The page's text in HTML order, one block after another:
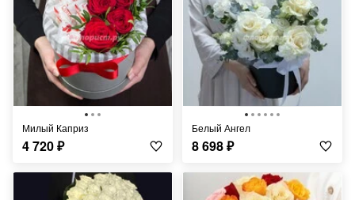
Милый Каприз
4 720₽
Белый Ангел
8 698₽